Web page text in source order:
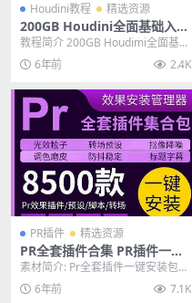
Houdini教程 精选资源
200GB Houdini全面基础入门
到高级视频中英文教程大合集
教程简介 200GB Houdimi全面基础
入门到高级视频中英文教程大合集
这次...6年前 2.4K
PR插件 精选资源
PR全套插件合集 PR插件一键
安装包 WIN中文汉化免费安装
素材简介: Pr全套插件一键安装包pr
o是一款整理了所有PR插件工具的P
r全套插...
6年前 7.1K